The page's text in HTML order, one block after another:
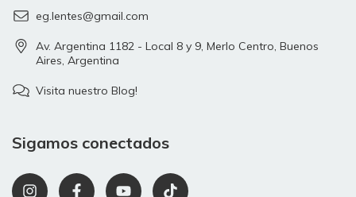
eg.lentes@gmail.com
Av. Argentina 1182 - Local 8 y 9, Merlo Centro, Buenos
Aires, Argentina
Visita nuestro Blog!
Sigamos conectados